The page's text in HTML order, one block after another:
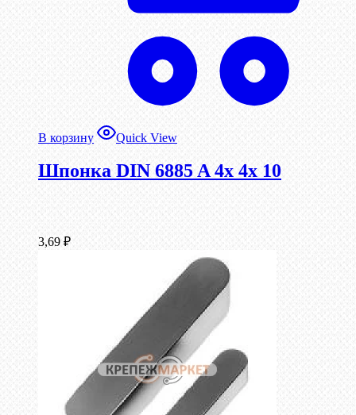
В корзину Quick View
Шпонка DIN 6885 A 4x 4x 10
3,69 ₽